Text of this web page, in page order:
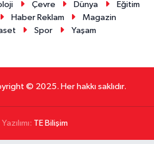
Çevre Dünya
Eğitim
Haber Reklam
Magazin
Spor Yaşam
© 2025. Her hakkı saklıdır.
TE Bilişim